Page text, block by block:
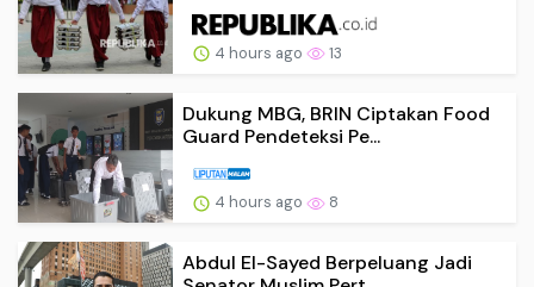
4 hours ago 13
Dukung MBG, BRIN Ciptakan Food
Guard Pendeteksi Pe...
4 hours ago 8
Abdul El-Sayed Berpeluang Jadi